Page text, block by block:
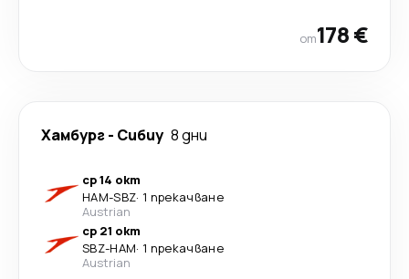
от178 €
Хамбург- Сибиу 8 дни
ср 14 окт
HAM-SBZ· 1 прекачване
Austrian
ср 21 окт
SBZ-HAM· 1 прекачване
Austrian